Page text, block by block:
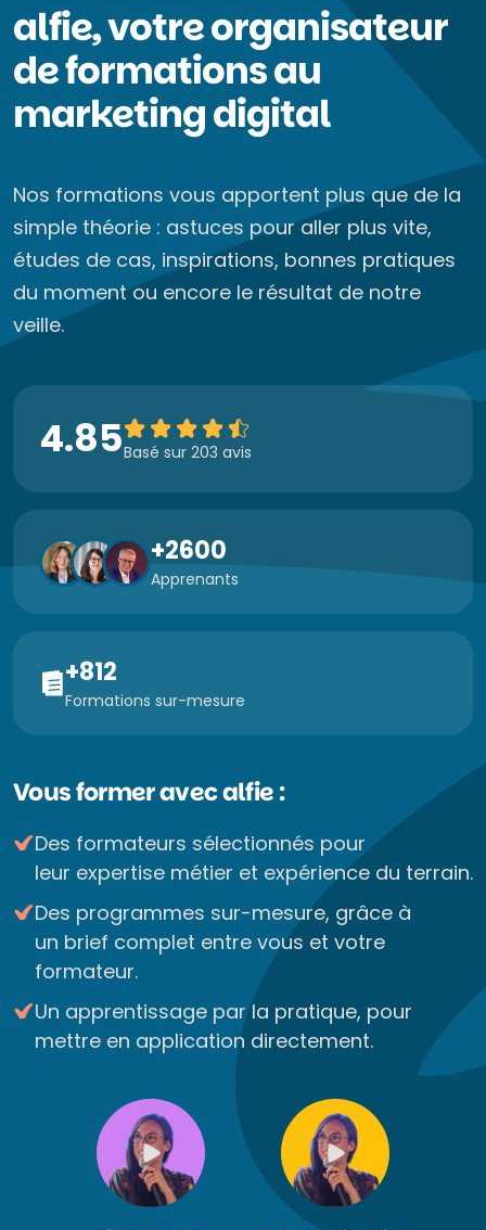
alfie, votre organisateur
de formations au
marketing digital
Nos formations vous apportent plus que de la
simple théorie : astuces pour aller plus vite,
études de cas, inspirations, bonnes pratiques
du moment ou encore le résultat de notre
veille.
4.85Basé sur 203 avis
+2600
Apprenants
+812
Formations sur-mesure
Vous former avec alfie :
Des formateurs sélectionnés pour
leur expertise métier et expérience du terrain.
Des programmes sur-mesure, grâce à
un brief complet entre vous et votre
formateur.
Un apprentissage par la pratique, pour
mettre en application directement.